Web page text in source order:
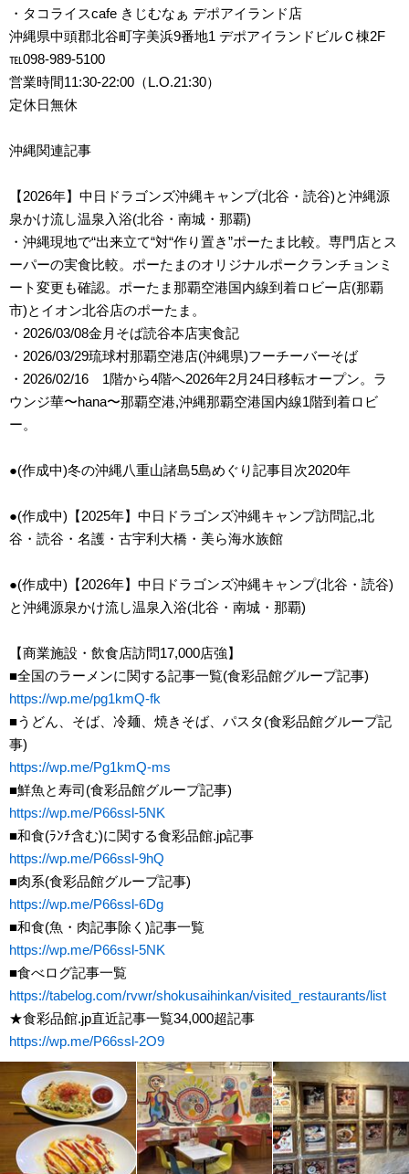
・タコライスcafe きじむなぁ デポアイランド店
沖縄県中頭郡北谷町字美浜9番地1 デポアイランドビルＣ棟2F
℡098-989-5100
営業時間11:30-22:00（L.O.21:30）
定休日無休
沖縄関連記事
【2026年】中日ドラゴンズ沖縄キャンプ(北谷・読谷)と沖縄源
泉かけ流し温泉入浴(北谷・南城・那覇)
・沖縄現地で“出来立て“対“作り置き”ポーたま比較。専門店とス
ーパーの実食比較。ポーたまのオリジナルポークランチョンミ
ート変更も確認。ポーたま那覇空港国内線到着ロビー店(那覇
市)とイオン北谷店のポーたま。
・2026/03/08金月そば読谷本店実食記
・2026/03/29琉球村那覇空港店(沖縄県)フーチーバーそば
・2026/02/16 1階から4階へ2026年2月24日移転オープン。ラ
ウンジ華〜hana〜那覇空港,沖縄那覇空港国内線1階到着ロビ
ー。
●(作成中)冬の沖縄八重山諸島5島めぐり記事目次2020年
●(作成中)【2025年】中日ドラゴンズ沖縄キャンプ訪問記,北
谷・読谷・名護・古宇利大橋・美ら海水族館
●(作成中)【2026年】中日ドラゴンズ沖縄キャンプ(北谷・読谷)
と沖縄源泉かけ流し温泉入浴(北谷・南城・那覇)
【商業施設・飲食店訪問17,000店強】
■全国のラーメンに関する記事一覧(食彩品館グループ記事)
https://wp.me/pg1kmQ-fk
■うどん、そば、冷麺、焼きそば、パスタ(食彩品館グループ記
事)
https://wp.me/Pg1kmQ-ms
■鮮魚と寿司(食彩品館グループ記事)
https://wp.me/P66ssl-5NK
■和食(ﾗﾝﾁ含む)に関する食彩品館.jp記事
https://wp.me/P66ssl-9hQ
■肉系(食彩品館グループ記事)
https://wp.me/P66ssl-6Dg
■和食(魚・肉記事除く)記事一覧
https://wp.me/P66ssl-5NK
■食べログ記事一覧
https://tabelog.com/rvwr/shokusaihinkan/visited_restaurants/list
★食彩品館.jp直近記事一覧34,000超記事
https://wp.me/P66ssl-2O9